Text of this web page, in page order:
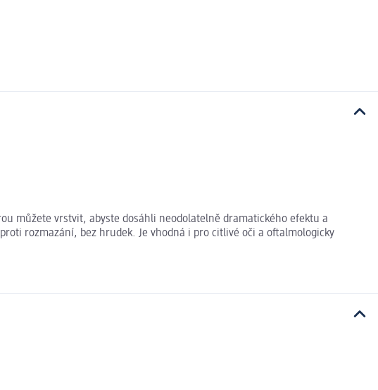
můžete vrstvit, abyste dosáhli neodolatelně dramatického efektu a
rozmazání, bez hrudek. Je vhodná i pro citlivé oči a oftalmologicky